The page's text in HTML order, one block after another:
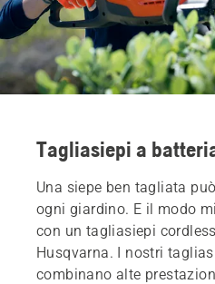
Tagliasiepi a
Una siepe ben tagliata
ogni giardino. E il modo
con un tagliasiepi
Husqvarna. I nostri
combinano alte